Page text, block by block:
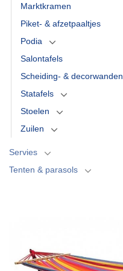
Marktkramen
Piket- & afzetpaaltjes
Podia
Salontafels
Scheiding- & decorwanden
Statafels
Stoelen
Zuilen
Servies
Tenten & parasols